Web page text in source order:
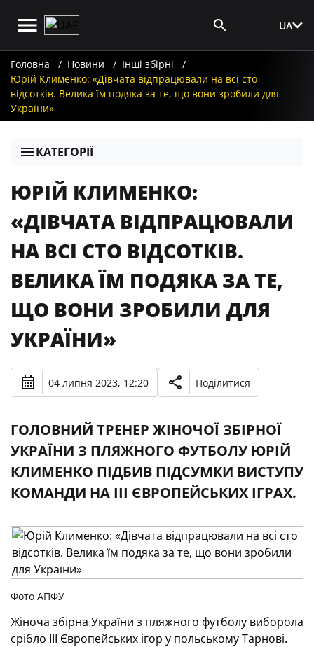
UA
Головна Новини
Інші збірні
Юрій Клименко: «Дівчата відпрацювали на всі сто
відсотків. Велика їм подяка за те, що вони зробили для
України»
КАТЕГОРІЇ
ЮРІЙ КЛИМЕНКО:
«ДІВЧАТА ВІДПРАЦЮВАЛИ
НА ВСІ СТО ВІДСОТКІВ.
ВЕЛИКА ЇМ ПОДЯКА ЗА ТЕ,
ЩО ВОНИ ЗРОБИЛИ ДЛЯ
УКРАЇНИ»
04 липня 2023, 12:20 Поділитися
ГОЛОВНИЙ ТРЕНЕР ЖІНОЧОЇ ЗБІРНОЇ
УКРАЇНИ З ПЛЯЖНОГО ФУТБОЛУ ЮРІЙ
КЛИМЕНКО ПІДБИВ ПІДСУМКИ ВИСТУПУ
КОМАНДИ НА III ЄВРОПЕЙСЬКИХ ІГРАХ.
Фото АПФУ
Жіноча збірна України з пляжного футболу виборола
срібло III Європейських ігор у польському Тарнові.